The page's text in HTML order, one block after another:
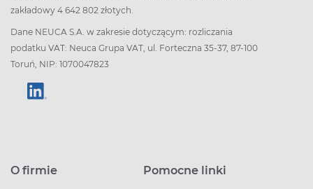
zakładowy 4 642 802 złotych.
Dane NEUCA S.A. w zakresie dotyczącym: rozliczania
podatku VAT: Neuca Grupa VAT, ul. Forteczna 35-37, 87-100
Toruń, NIP: 1070047823
O firmie Pomocne linki